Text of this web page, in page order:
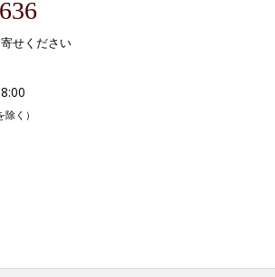
せください
除く）